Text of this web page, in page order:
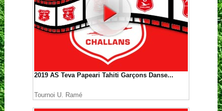
2019 AS Teva Papeari Tahiti Garçons Danse...
Tournoi U. Ramé